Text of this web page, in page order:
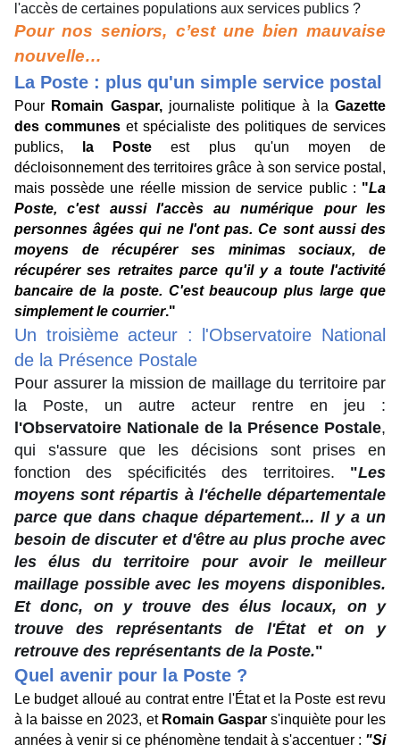
l'accès de certaines populations aux services publics ?
Pour nos seniors, c’est une bien mauvaise
nouvelle…
La Poste : plus qu'un simple service postal
Pour Romain Gaspar,journaliste politique à laGazette
des communes et spécialiste des politiques de services
publics,
la Poste est plus qu'un moyen de
décloisonnement des territoires grâce à son service postal,
mais possède une réelle mission de service public : "La
Poste, c'est aussi l'accès au numérique pour les
personnes âgées qui ne l'ont pas. Ce sont aussi des
moyens de récupérer ses minimas sociaux, de
récupérer ses retraites parce qu'il y a toute l'activité
bancaire de la poste. C'est beaucoup plus large que
simplement le courrier."
Un troisième acteur : l'Observatoire National
de la Présence Postale
Pour assurer la mission de maillage du territoire par
la Poste, un autre acteur rentre en jeu :
l'Observatoire Nationale de la Présence Postale,
qui s'assure que les décisions sont prises en
fonction des spécificités des territoires. "Les
moyens sont répartis à l'échelle départementale
parce que dans chaque département... Il y a un
besoin de discuter et d'être au plus proche avec
les élus du territoire pour avoir le meilleur
maillage possible avec les moyens disponibles.
Et donc, on y trouve des élus locaux, on y
trouve des représentants de l'État et on y
retrouve des représentants de la Poste."
Quel avenir pour la Poste ?
Le budget alloué au contrat entre l'État et la Poste est revu
à la baisse en 2023, et Romain Gaspars'inquiète pour les
années à venir si ce phénomène tendait à s'accentuer : "Si